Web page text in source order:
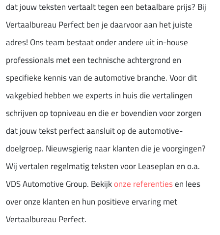
dat jouw teksten vertaalt tegen een betaalbare prijs? Bij
Vertaalbureau Perfect ben je daarvoor aan het juiste
adres! Ons team bestaat onder andere uit in-house
professionals met een technische achtergrond en
specifieke kennis van de automotive branche. Voor dit
vakgebied hebben we experts in huis die vertalingen
schrijven op topniveau en die er bovendien voor zorgen
dat jouw tekst perfect aansluit op de automotive-
doelgroep. Nieuwsgierig naar klanten die je voorgingen?
Wij vertalen regelmatig teksten voor Leaseplan en o.a.
VDS Automotive Group. Bekijkonze referentiesen lees
over onze klanten en hun positieve ervaring met
Vertaalbureau Perfect.